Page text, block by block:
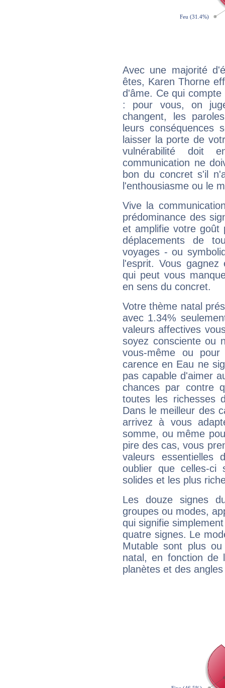
Avec une majorité
êtes, Karen Thorne
d'âme. Ce qui
: pour vous, on
changent, les
leurs conséquences
laisser la porte de
vulnérabilité doit
communication ne
bon du concret s'il
l'enthousiasme ou le
Vive la
prédominance des
et amplifie votre goût
déplacements de
voyages - ou
l'esprit. Vous
qui peut vous
en sens du concret.
Votre thème natal
avec 1.34%
valeurs affectives
soyez consciente ou
vous-même ou
carence en Eau ne
pas capable d'aimer
chances par contre
toutes les richesses
Dans le meilleur des
arrivez à vous
somme, ou même
pire des cas, vous
valeurs
oublier que celles-
solides et les plus
Les douze signes
groupes ou modes,
qui signifie
quatre signes. Le
Mutable sont plus
natal, en fonction de
planètes et des